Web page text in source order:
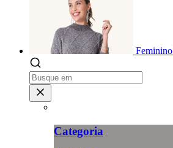
Feminino
Categoria